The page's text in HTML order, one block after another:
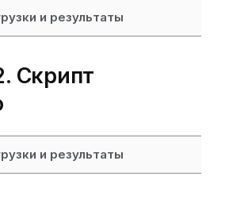
и результаты
Скрипт
и результаты